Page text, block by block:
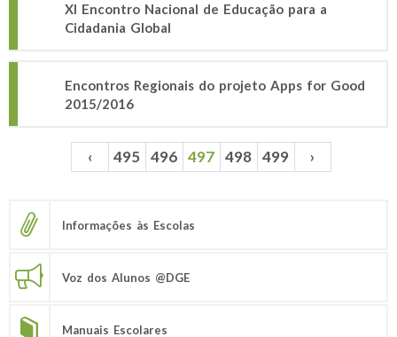
XI Encontro Nacional de Educação para a
Cidadania Global
Encontros Regionais do projeto Apps for Good
2015/2016
Páginas ‹ 495 496 497 498 499 ›
Informações às Escolas
Voz dos Alunos @DGE
Manuais Escolares